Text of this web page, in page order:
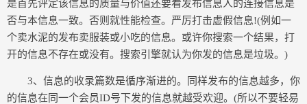
是首先评定该信息的质量与价值还要看发布信息人的连接信息是
否与本信息一致。否则就性能检查。严厉打击虚假信息!(例如一
个卖水泥的发布卖服装或小吃的信息。或许你搜索一个结果，打
开的信息不存在或没有。搜索引擎就认为你发的信息是垃圾。)
3、信息的收录篇数是循序渐进的。同样发布的信息越多，你
的信息在同一个会员ID号下发的信息就越受欢迎。(所以不要轻易